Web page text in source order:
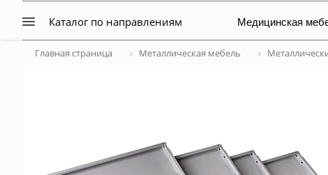
Каталог по направлениям Медицинская
Главная страница Металлическая мебель